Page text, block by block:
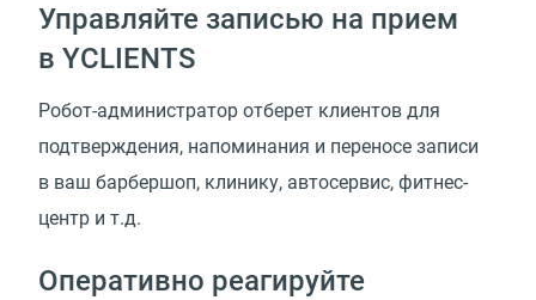
Управляйте записью на прием
в YCLIENTS
Робот-администратор отберет клиентов для
подтверждения, напоминания и переносе записи
в ваш барбершоп, клинику, автосервис, фитнес-
центр и т.д.
Оперативно реагируйте